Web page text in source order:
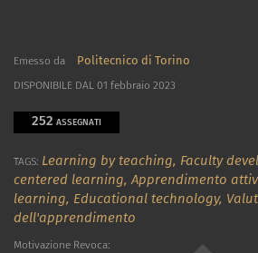
Emesso da Politecnico di Torino
DISPONIBILE DAL 01 febbraio 2023
252 ASSEGNATI
TAGS: Learning by teaching, Faculty
centered learning,Apprendimento
learning, Educational technology,
dell'apprendimento
Motivazione Revoca: